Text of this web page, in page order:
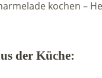
kochen –
der Küche: